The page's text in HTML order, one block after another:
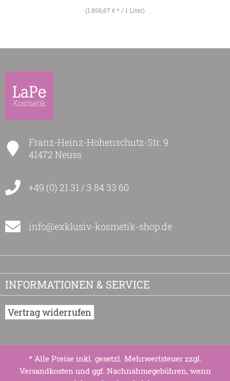
(1.866,67 € * / 1 Liter)
Franz-Heinz-Hohenschutz-Str. 9
41472 Neuss
+49 (0) 21 31 / 3 84 33 60
info@exklusiv-kosmetik-shop.de
INFORMATIONEN & SERVICE
Vertrag widerrufen
* Alle Preise inkl. gesetzl. Mehrwertsteuer zzgl.
Versandkosten und ggf. Nachnahmegebühren, wenn